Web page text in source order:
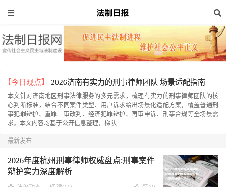
【今日观点】 2026济南有实力的刑事律师团队 场景适配指南
本文针对济南地区刑事法律服务的多元需求，梳理有实力的刑事律师团队的核
心判断标准，结合不同案件类型、用户诉求给出场景化适配方案，覆盖普通刑
事犯罪辩护、重罪二审改判、经济犯罪辩护、再审申诉、刑事合规等全场景需
求。本文内容均基于公开信息整理，梯队...
最新发布
2026年度杭州刑事律师权威盘点:刑事案件
辩护实力深度解析